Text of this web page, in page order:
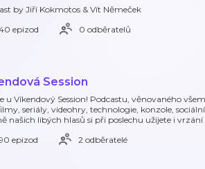
by Jiří Kokmotos & Vít Němeček
epizod
0 odběratelů
Session
u Víkendový Session! Podcastu, věnovaného
seriály, videohry, technologie, konzole,
našich libých hlasů si při poslechu užijete i
epizod
2 odběratelé